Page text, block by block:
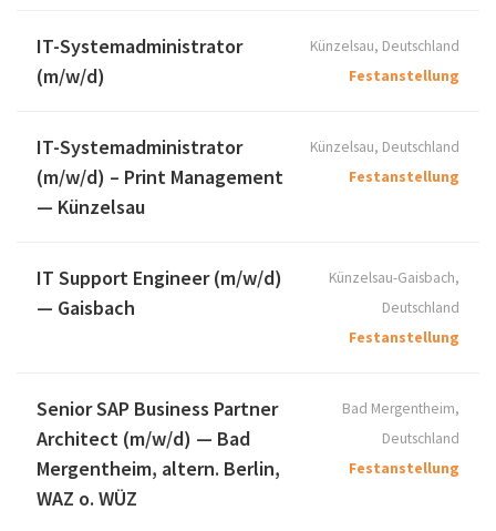
IT-Systemadministrator
(m/w/d)
Künzelsau, Deutschland
Festanstellung
IT-Systemadministrator
(m/w/d) – Print Management
— Künzelsau
Künzelsau, Deutschland
Festanstellung
IT Support Engineer (m/w/d)
— Gaisbach
Künzelsau-Gaisbach,
Deutschland
Festanstellung
Senior SAP Business Partner
Architect (m/w/d) — Bad
Mergentheim, altern. Berlin,
WAZ o. WÜZ
Bad Mergentheim,
Deutschland
Festanstellung